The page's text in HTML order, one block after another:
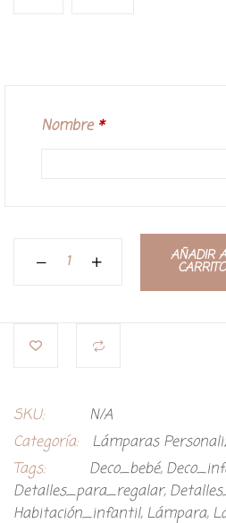
Nombre *
AÑADIR
CARRITO
SKU:
N/A
Categoría:
Lámparas
Tags:
Deco_bebé,
Detalles_para_regalar,
Habitación_infantil, Lámpara,